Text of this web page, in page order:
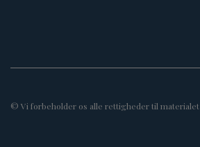
© Vi forbeholder os alle rettigheder til